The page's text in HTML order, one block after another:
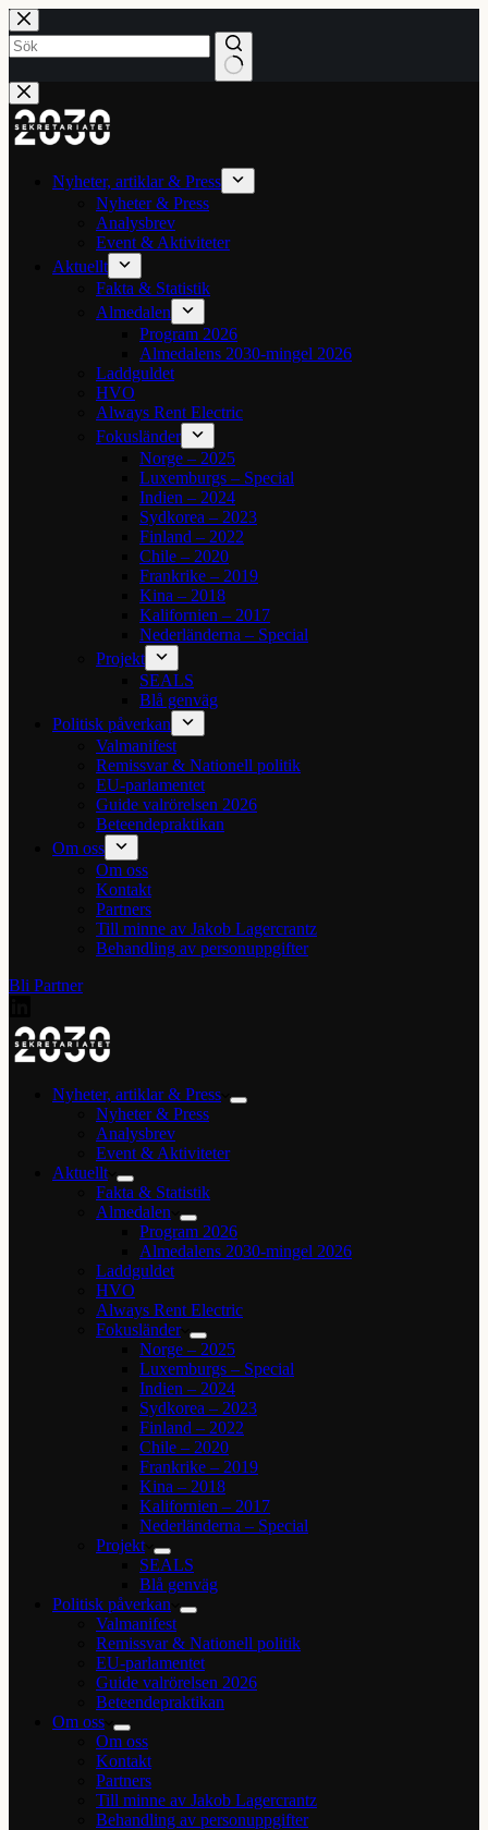
Hoppa
till
innehåll
Inga
resultat
Nyheter, artiklar & Press
Nyheter & Press
Analysbrev
Event & Aktiviteter
Aktuellt
Fakta & Statistik
Almedalen
Program 2026
Almedalens 2030-mingel 2026
Laddguldet
HVO
Always Rent Electric
Fokusländer
Norge – 2025
Luxemburgs – Special
Indien – 2024
Sydkorea – 2023
Finland – 2022
Chile – 2020
Frankrike – 2019
Kina – 2018
Kalifornien – 2017
Nederländerna – Special
Projekt
SEALS
Blå genväg
Politisk påverkan
Valmanifest
Remissvar & Nationell politik
EU-parlamentet
Guide valrörelsen 2026
Beteendepraktikan
Om oss
Om oss
Kontakt
Partners
Till minne av Jakob Lagercrantz
Behandling av personuppgifter
Bli Partner
Nyheter, artiklar & Press
Nyheter & Press
Analysbrev
Event & Aktiviteter
Aktuellt
Fakta & Statistik
Almedalen
Program 2026
Almedalens 2030-mingel 2026
Laddguldet
HVO
Always Rent Electric
Fokusländer
Norge – 2025
Luxemburgs – Special
Indien – 2024
Sydkorea – 2023
Finland – 2022
Chile – 2020
Frankrike – 2019
Kina – 2018
Kalifornien – 2017
Nederländerna – Special
Projekt
SEALS
Blå genväg
Politisk påverkan
Valmanifest
Remissvar & Nationell politik
EU-parlamentet
Guide valrörelsen 2026
Beteendepraktikan
Om oss
Om oss
Kontakt
Partners
Till minne av Jakob Lagercrantz
Behandling av personuppgifter